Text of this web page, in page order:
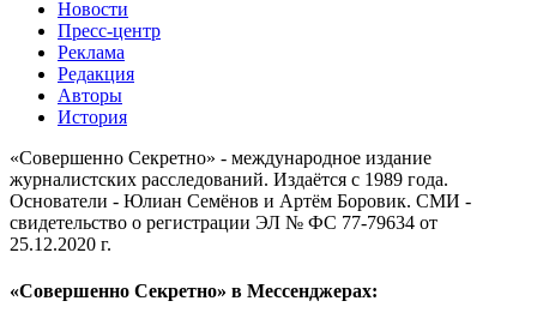
Новости
Пресс-центр
Реклама
Редакция
Авторы
История
«Совершенно Секретно» - международное издание
журналистских расследований. Издаётся с 1989 года.
Основатели - Юлиан Семёнов и Артём Боровик. CМИ -
свидетельство о регистрации ЭЛ № ФС 77-79634 от
25.12.2020 г.
«Совершенно Секретно» в Мессенджерах: